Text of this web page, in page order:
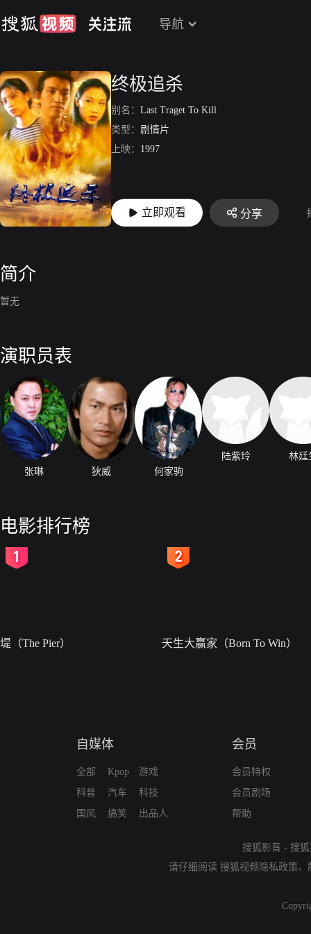
导航
终极追杀
别名： Last Traget To Kill
类型： 剧情片
上映： 1997
立即观看 分享
简介
暂无
演职员表
张琳 狄威 何家驹
陆紫玲 林廷
电影排行榜
堤（The Pier） 天生大赢家（Born To Win）
自媒体
全部
科普
国风
Kpop
汽车
搞笑
游戏
科技
出品人
会员
会员特权
会员剧场
帮助
搜狐影音 - 搜
请仔细阅读 搜狐视频隐私政策、